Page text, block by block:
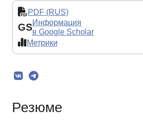
PDF (RUS)
GSИнформация
в Google Scholar
Метрики
Резюме